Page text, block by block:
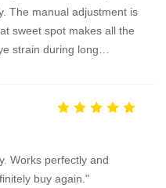
The manual adjustment is
sweet spot makes all the
strain during long
the IPD correctly. The
and finding that
difference. No more eye
Highly recommend
properly!""The Pico 4's
Works perfectly and
buy again."